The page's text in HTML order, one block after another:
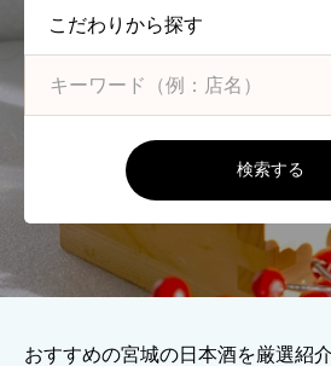
こだわりから探す
検索する
おすすめの宮城の日本酒を厳選紹